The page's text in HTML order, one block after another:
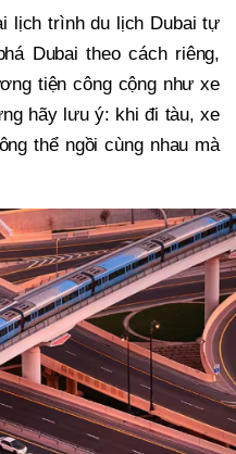
lịch trình du lịch Dubai tự
Dubai theo cách riêng,
tiện công cộng như xe
hãy lưu ý: khi đi tàu, xe
thể ngồi cùng nhau mà